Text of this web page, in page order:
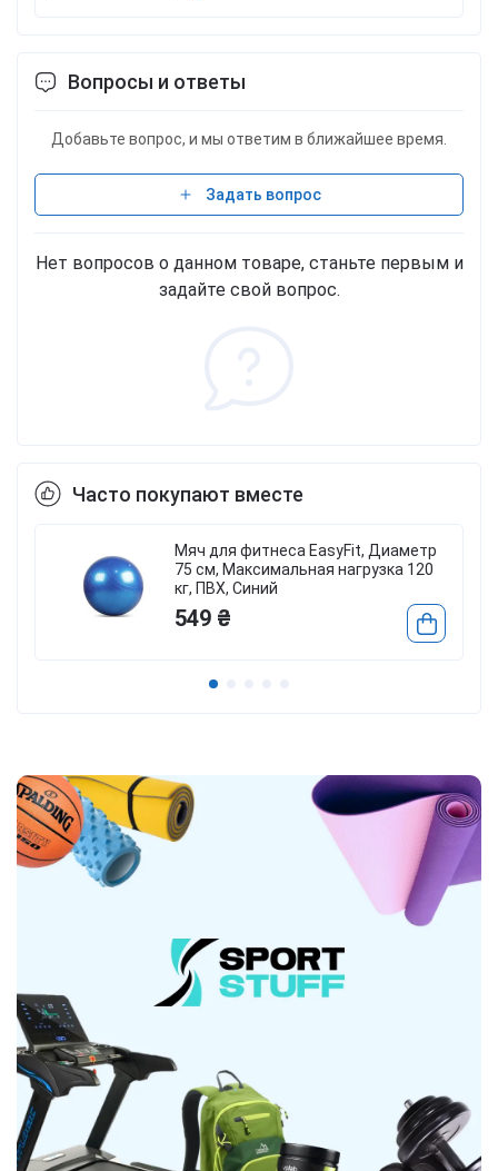
Вопросы и ответы
Добавьте вопрос, и мы ответим в ближайшее время.
Задать вопрос
Нет вопросов о данном товаре, станьте первым и
задайте свой вопрос.
Часто покупают вместе
Мяч для фитнеса EasyFit, Диаметр
75 см, Максимальная нагрузка 120
кг, ПВХ, Синий
549 ₴